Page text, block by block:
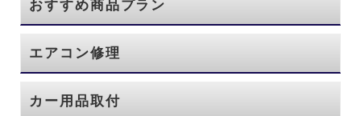
おすすめ商品プラン
エアコン修理
カー用品取付